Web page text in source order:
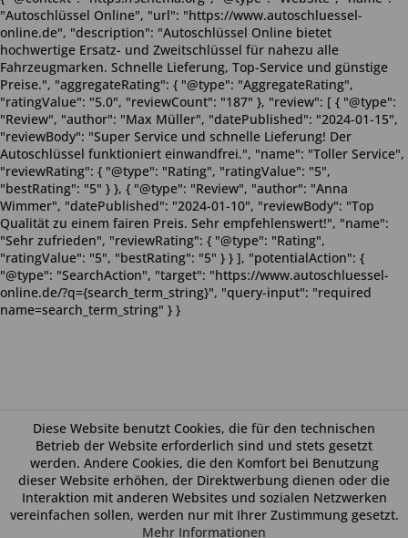
Diese Website benutzt Cookies, die für den technischen
Betrieb der Website erforderlich sind und stets gesetzt
werden. Andere Cookies, die den Komfort bei Benutzung
dieser Website erhöhen, der Direktwerbung dienen oder die
Interaktion mit anderen Websites und sozialen Netzwerken
vereinfachen sollen, werden nur mit Ihrer Zustimmung gesetzt.
Mehr Informationen
"Autoschlüssel Online", "url": "https://www.autoschluessel-
online.de", "description": "Autoschlüssel Online bietet
hochwertige Ersatz- und Zweitschlüssel für nahezu alle
Fahrzeugmarken. Schnelle Lieferung, Top-Service und günstige
Preise.", "aggregateRating": { "@type": "AggregateRating",
"ratingValue": "5.0", "reviewCount": "187" }, "review": [ { "@type":
"Review", "author": "Max Müller", "datePublished": "2024-01-15",
"reviewBody": "Super Service und schnelle Lieferung! Der
Autoschlüssel funktioniert einwandfrei.", "name": "Toller Service",
"reviewRating": { "@type": "Rating", "ratingValue": "5",
"bestRating": "5" } }, { "@type": "Review", "author": "Anna
Wimmer", "datePublished": "2024-01-10", "reviewBody": "Top
Qualität zu einem fairen Preis. Sehr empfehlenswert!", "name":
"Sehr zufrieden", "reviewRating": { "@type": "Rating",
"ratingValue": "5", "bestRating": "5" } } ], "potentialAction": {
"@type": "SearchAction", "target": "https://www.autoschluessel-
online.de/?q={search_term_string}", "query-input": "required
name=search_term_string" } }